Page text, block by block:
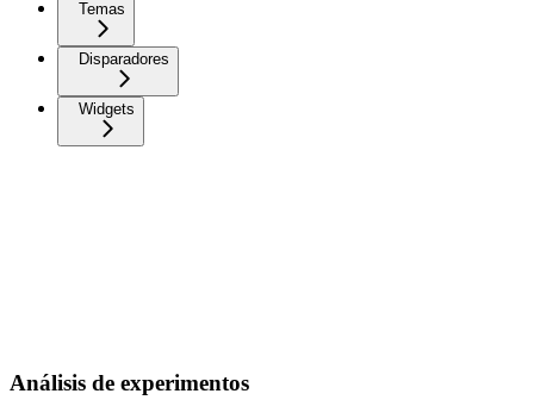
Temas
Disparadores
Widgets
Análisis de experimentos